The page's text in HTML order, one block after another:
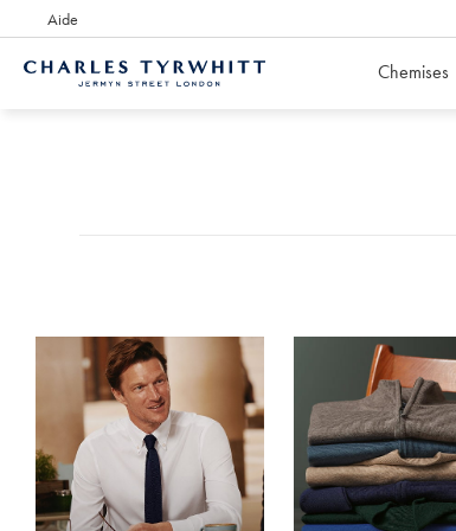
Aide
Un service client récompensé
Chemises